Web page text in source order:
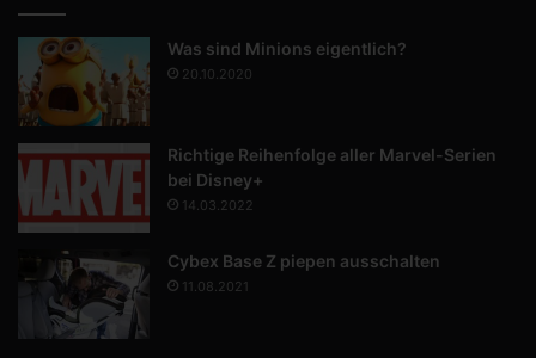
Was sind Minions eigentlich?
20.10.2020
Richtige Reihenfolge aller Marvel-Serien
bei Disney+
14.03.2022
Cybex Base Z piepen ausschalten
11.08.2021